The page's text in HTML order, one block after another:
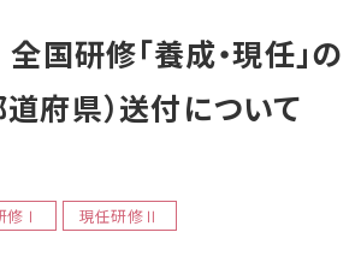
研修「養成・現任」の
府県）送付について
修Ⅰ 現任研修Ⅱ